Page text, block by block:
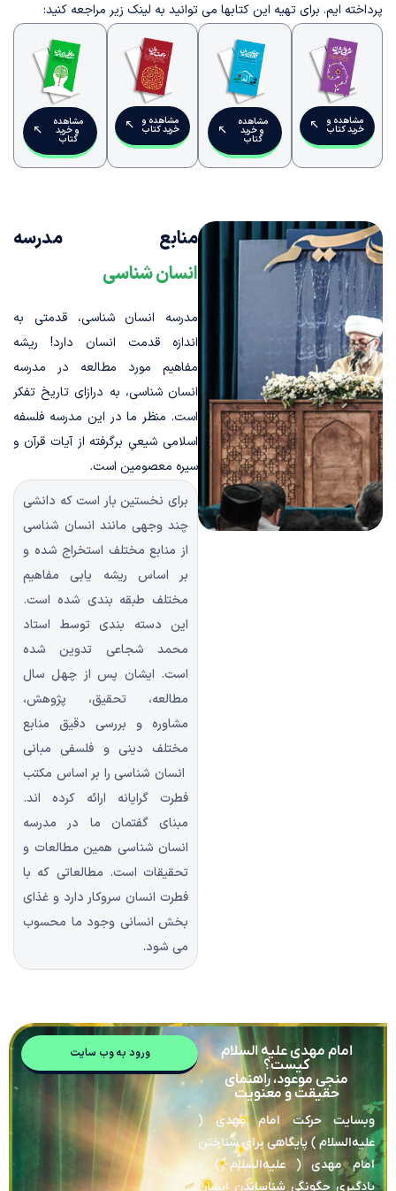
پرداخته ایم. برای تهیه این کتابها می توانید به لینک زیر مراجعه کنید:
مشاهده و
خرید کتاب
مشاهده
و خرید
کتاب
مشاهده و
خرید کتاب
مشاهده
و خرید
کتاب
منابع مدرسه
انسان شناسی
مدرسه انسان شناسی، قدمتی به
اندازه قدمت انسان دارد! ریشه
مفاهیم مورد مطالعه در مدرسه
انسان شناسی، به درازای تاریخ تفکر
است. منظر ما در این مدرسه فلسفه
اسلامی شیعیِ برگرفته از آیات قرآن و
سیره معصومین است.
برای نخستین بار است که دانشی
چند وجهی مانند انسان شناسی
از منابع مختلف استخراج شده و
بر اساس ریشه یابی مفاهیم
مختلف طبقه بندی شده است.
این دسته بندی توسط استاد
محمد شجاعی تدوین شده
است. ایشان پس از چهل سال
مطالعه، تحقیق، پژوهش،
مشاوره و بررسی دقیق منابع
مختلف دینی و فلسفی مبانی
انسان شناسی را بر اساس مکتب
فطرت گرایانه ارائه کرده اند.
مبنای گفتمان ما در مدرسه
انسان شناسی همین مطالعات و
تحقیقات است. مطالعاتی که با
فطرت انسان سروکار دارد و غذای
بخش انسانی وجود ما محسوب
می شود.
امام مهدی علیه السلام
کیست؟
منجی موعود، راهنمای
حقیقت و معنویت
وبسایت حرکت امام مهدی (
علیه‌السلام ) پایگاهی برای شناختن
امام مهدی ( علیه‌السلام ) و
یادگیری چگونگی شناساندن ایشان
ورود به وب سایت